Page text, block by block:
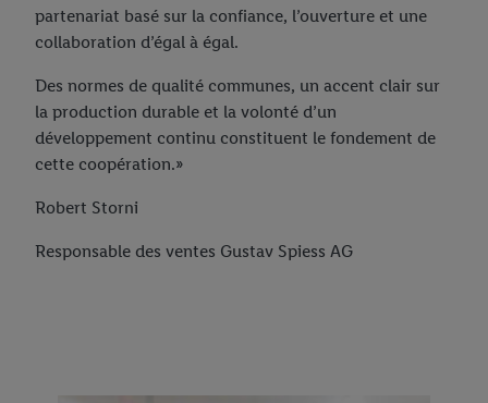
partenariat basé sur la confiance, l’ouverture et une
collaboration d’égal à égal.
Des normes de qualité communes, un accent clair sur
la production durable et la volonté d’un
développement continu constituent le fondement de
cette coopération.»
Robert Storni
Responsable des ventes Gustav Spiess AG